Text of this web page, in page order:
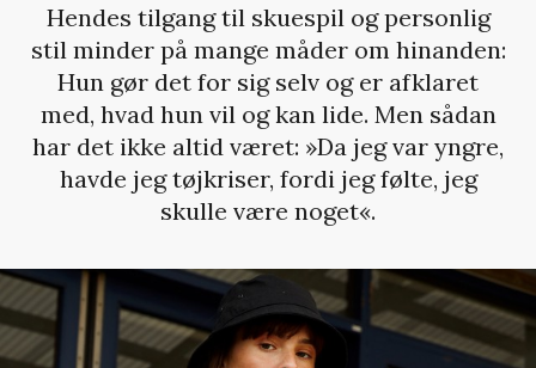
Hendes tilgang til skuespil og personlig
stil minder på mange måder om hinanden:
Hun gør det for sig selv og er afklaret
med, hvad hun vil og kan lide. Men sådan
har det ikke altid været: »Da jeg var yngre,
havde jeg tøjkriser, fordi jeg følte, jeg
skulle være noget«.